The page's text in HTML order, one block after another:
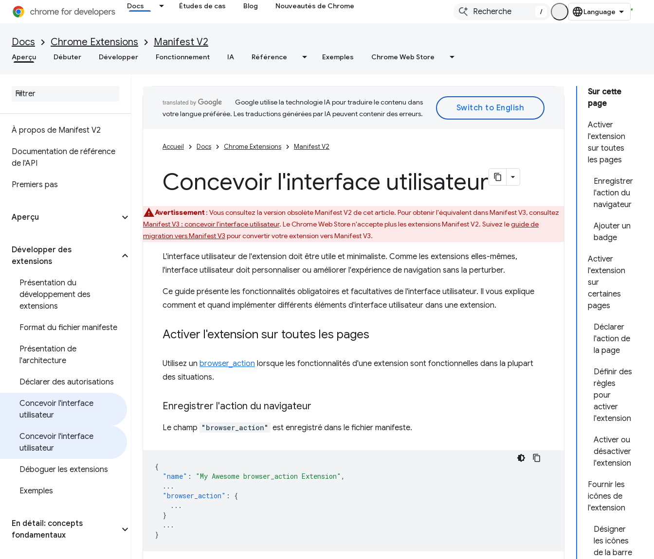
Docs Études de cas Blog Nouveautés de Chrome
/
Docs Chrome Extensions Manifest V2
Aperçu Débuter Développer Fonctionnement IA Référence Exemples Chrome Web Store
À propos de Manifest V2
Documentation de référence
de l'API
Premiers pas
Aperçu
Développer des
extensions
Présentation du
développement des
extensions
Format du fichier manifeste
Présentation de
l'architecture
Déclarer des autorisations
Concevoir l'interface
utilisateur
Concevoir l'interface
utilisateur
Déboguer les extensions
Exemples
En détail: concepts
fondamentaux
Sur cette
page
Activer
l'extension
sur toutes
les pages
Enregistrer
l'action du
navigateur
Ajouter un
badge
Activer
l'extension
sur
certaines
pages
Déclarer
l'action de
la page
Définir des
règles
pour
activer
l'extension
Activer ou
désactiver
l'extension
Fournir les
icônes de
l'extension
Désigner
les icônes
de la barre
Google utilise la technologie IA pour traduire le contenu dans
votre langue préférée. Les traductions générées par IA peuvent contenir des erreurs.
Accueil Docs Chrome Extensions Manifest V2
Concevoir l'interface utilisateur
Avertissement: Vous consultez la version obsolète Manifest V2 de cet article. Pour obtenir l'équivalent dans Manifest V3, consultez
Manifest V3 : concevoir l'interface utilisateur. Le Chrome Web Store n'accepte plus les extensions Manifest V2. Suivez leguide de
migration vers Manifest V3 pour convertir votre extension vers Manifest V3.
L'interface utilisateur de l'extension doit être utile et minimaliste. Comme les extensions elles-mêmes,
l'interface utilisateur doit personnaliser ou améliorer l'expérience de navigation sans la perturber.
Ce guide présente les fonctionnalités obligatoires et facultatives de l'interface utilisateur. Il vous explique
comment et quand implémenter différents éléments d'interface utilisateur dans une extension.
Activer l'extension sur toutes les pages
Utilisez un browser_action lorsque les fonctionnalités d'une extension sont fonctionnelles dans la plupart
des situations.
Enregistrer l'action du navigateur
Le champ "browser_action" est enregistré dans le fichier manifeste.
{
"name" : "My Awesome browser_action Extension" ,
...
"browser_action" :
{
...
}
...
}